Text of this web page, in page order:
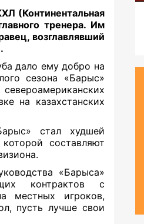
(Континентальная
тренера. Им
возглавлявший
.
дало ему добро на
сезона «Барыс»
на казахстанских
стал худшей
составляют
.
«Барыса»
контрактов с
местных игроков,
пусть лучше свои